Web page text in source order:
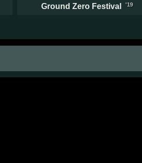
Ground Zero Festival '19